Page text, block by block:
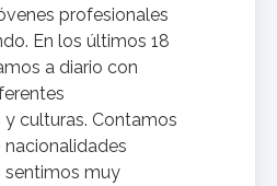
profesionales
En los últimos 18
a diario con
culturas. Contamos
sentimos muy